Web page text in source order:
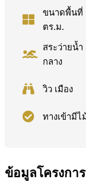
ขนาดพื้นที่
ตร.ม.
สระว่ายน้ำ
กลาง
วิว เมือง
ทางเข้ามีไ
ข้อมูลโครงการ